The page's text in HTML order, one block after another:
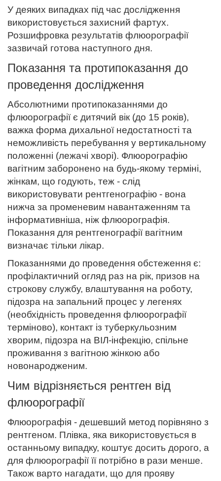
У деяких випадках під час дослідження
використовується захисний фартух.
Розшифровка результатів флюорографії
зазвичай готова наступного дня.
Показання та протипоказання до
проведення дослідження
Абсолютними протипоказаннями до
флюорографії є дитячий вік (до 15 років),
важка форма дихальної недостатності та
неможливість перебування у вертикальному
положенні (лежачі хворі). Флюорографію
вагітним заборонено на будь-якому терміні,
жінкам, що годують, теж - слід
використовувати рентгенографію - вона
нижча за променевим навантаженням та
інформативніша, ніж флюорографія.
Показання для рентгенографії вагітним
визначає тільки лікар.
Показаннями до проведення обстеження є:
профілактичний огляд раз на рік, призов на
строкову службу, влаштування на роботу,
підозра на запальний процес у легенях
(необхідність проведення флюорографії
терміново), контакт із туберкульозним
хворим, підозра на ВІЛ-інфекцію, спільне
проживання з вагітною жінкою або
новонародженим.
Чим відрізняється рентген від
флюорографії
Флюорографія - дешевший метод порівняно з
рентгеном. Плівка, яка використовується в
останньому випадку, коштує досить дорого, а
для флюорографії її потрібно в рази менше.
Також варто нагадати, що для прояву